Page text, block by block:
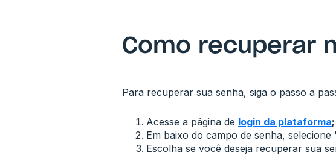
Como recuperar
Para recuperar sua senha, siga o passo a
Acesse a página de login da plataforma;
Em baixo do campo de senha, selecione
Escolha se você deseja recuperar sua